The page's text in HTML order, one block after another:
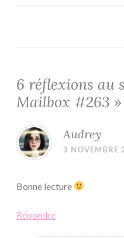
6 réflexions au
Mailbox #263 »
Audrey
3 NOVEMBRE
Bonne lecture
Répondre